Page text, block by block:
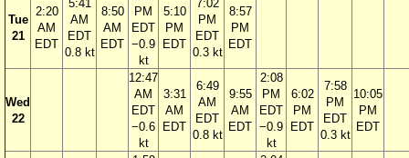
Tue
21
2:20
AM
EDT
5:41
AM
EDT
0.8 kt
8:50
AM
EDT
PM
EDT
−0.9
kt
5:10
PM
EDT
7:02
PM
EDT
0.3 kt
8:57
PM
EDT
Wed
22
12:47
AM
EDT
−0.6
kt
3:31
AM
EDT
6:49
AM
EDT
0.8 kt
9:55
AM
EDT
2:08
PM
EDT
−0.9
kt
6:02
PM
EDT
7:58
PM
EDT
0.3 kt
10:05
PM
EDT